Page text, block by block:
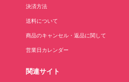
決済方法
送料について
商品のキャンセル・返品に関して
営業日カレンダー
関連サイト